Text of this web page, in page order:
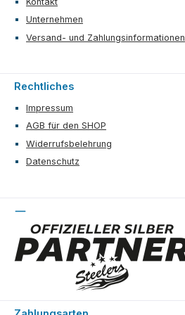
Unternehmen
Versand- und Zahlungsinformationen
Rechtliches
Impressum
AGB für den SHOP
Widerrufsbelehrung
Datenschutz